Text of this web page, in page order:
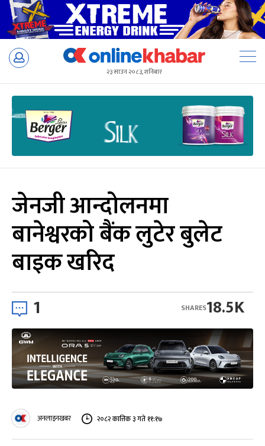
Skip
२३ साउन २०८३, शनिबार
जेनजी आन्दोलनमा
बानेश्वरको बैंक लुटेर बुलेट
बाइक खरिद
1 18.5K
SHARES
अनलाइनखबर २०८२ कात्तिक ३ गते ११:१७